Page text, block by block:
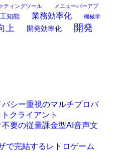
ティングツール
メニューバーアプ
知能 業務効率化 機械学
上 開発効率化
開発
シー重視のマルチプロバ
クライアント
要の従量課金型AI音声文
で完結するレトロゲーム